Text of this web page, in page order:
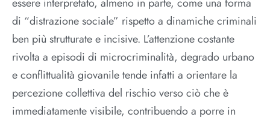
essere interpretato, almeno in parte, come una forma
di “distrazione sociale” rispetto a dinamiche criminali
ben più strutturate e incisive. L’attenzione costante
rivolta a episodi di microcriminalità, degrado urbano
e conflittualità giovanile tende infatti a orientare la
percezione collettiva del rischio verso ciò che è
immediatamente visibile, contribuendo a porre in